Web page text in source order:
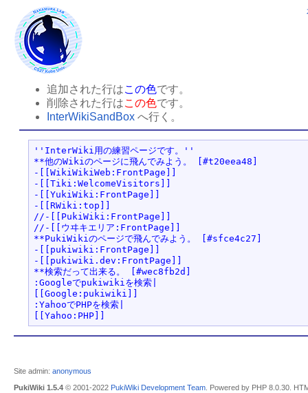
追加された行はこの色です。
削除された行はこの色です。
InterWikiSandBox へ行く。
''InterWiki用の練習ページです。''
**他のWikiのページに飛んでみよう。 [#t20eea48]
-[[WikiWikiWeb:FrontPage]]
-[[Tiki:WelcomeVisitors]]
-[[YukiWiki:FrontPage]]
-[[RWiki:top]]
//-[[PukiWiki:FrontPage]]
//-[[ウヰキエリア:FrontPage]]
**PukiWikiのページで飛んでみよう。 [#sfce4c27]
-[[pukiwiki:FrontPage]]
-[[pukiwiki.dev:FrontPage]]
**検索だって出来る。 [#wec8fb2d]
:Googleでpukiwikiを検索|
[[Google:pukiwiki]]
:YahooでPHPを検索|
[[Yahoo:PHP]]
Site admin: anonymous
PukiWiki 1.5.4 © 2001-2022 PukiWiki Development Team . Powered by PHP 8.0.30.